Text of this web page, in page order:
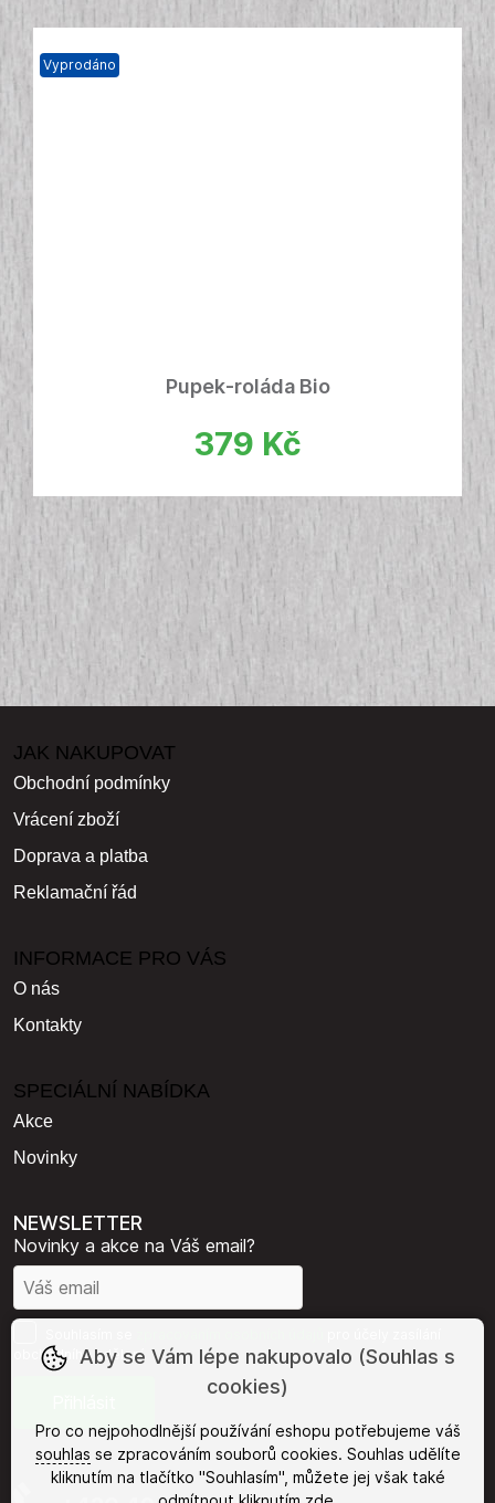
Vyprodáno
Pupek-roláda Bio
379 Kč
JAK NAKUPOVAT
Obchodní podmínky
Vrácení zboží
Doprava a platba
Reklamační řád
INFORMACE PRO VÁS
O nás
Kontakty
SPECIÁLNÍ NABÍDKA
Akce
Novinky
NEWSLETTER
Novinky a akce na Váš email?
obchodního sdělení.
Aby se Vám lépe nakupovalo (Souhlas s
cookies)
Pro co nejpohodlnější používání eshopu potřebujeme váš
souhlas se zpracováním souborů cookies. Souhlas udělíte
kliknutím na tlačítko "Souhlasím", můžete jej však také